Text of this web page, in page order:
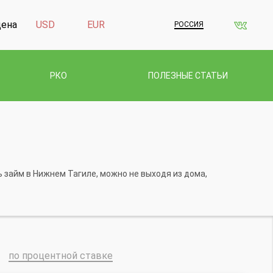
USD EUR РОССИЯ
РКО ПОЛЕЗНЫЕ СТАТЬИ
займ в Нижнем Тагиле, можно не выходя из дома,
по процентной ставке